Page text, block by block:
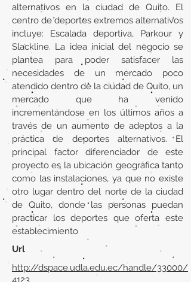
alternativos en la ciudad de Quito. El
centro de deportes extremos alternativos
incluye: Escalada deportiva, Parkour y
Slackline. La idea inicial del negocio se
plantea para poder satisfacer las
necesidades de un mercado poco
atendido dentro de la ciudad de Quito, un
mercado que ha venido
incrementándose en los últimos años a
través de un aumento de adeptos a la
práctica de deportes alternativos. El
principal factor diferenciador de este
proyecto es la ubicación geográfica tanto
como las instalaciones, ya que no existe
otro lugar dentro del norte de la ciudad
de Quito, donde las personas puedan
practicar los deportes que oferta este
establecimiento
Url
http://dspace.udla.edu.ec/handle/33000/
4123